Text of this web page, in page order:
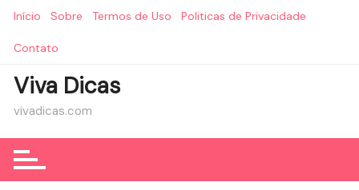
Início Sobre Termos de Uso Politicas de Privacidade
Contato
Viva Dicas
vivadicas.com